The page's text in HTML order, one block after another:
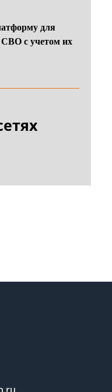
для
СВО с учетом их